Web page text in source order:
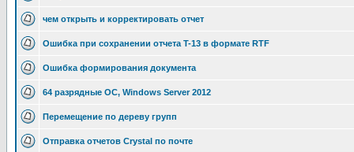
чем открыть и корректировать отчет
Ошибка при сохранении отчета T-13 в формате RTF
Ошибка формирования документа
64 разрядные ОС, Windows Server 2012
Перемещение по дереву групп
Отправка отчетов Crystal по почте